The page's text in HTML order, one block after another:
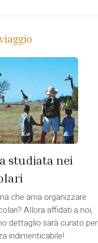
studiata nei
che ama organizzare
Allora affidati a noi,
dettaglio sarà curato per
indimenticabile!